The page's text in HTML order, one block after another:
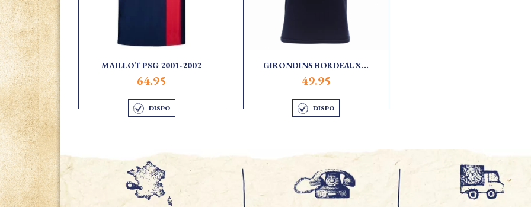
MAILLOT PSG 2001-2002
64.95
DISPO
GIRONDINS BORDEAUX...
49.95
DISPO